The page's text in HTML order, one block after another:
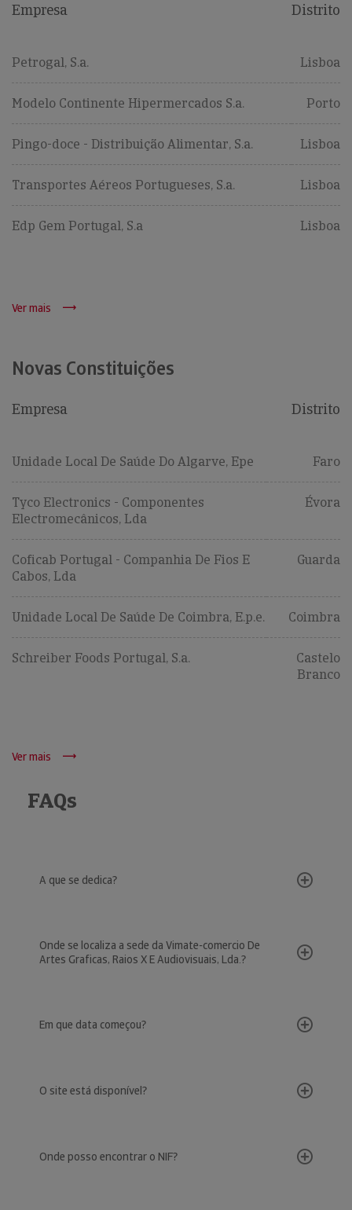
Empresa Distrito
Petrogal, S.a. Lisboa
Modelo Continente Hipermercados S.a. Porto
Pingo-doce - Distribuição Alimentar, S.a. Lisboa
Transportes Aéreos Portugueses, S.a. Lisboa
Edp Gem Portugal, S.a Lisboa
Ver mais
Novas Constituições
Empresa Distrito
Unidade Local De Saúde Do Algarve, Epe Faro
Tyco Electronics - Componentes
Electromecânicos, Lda
Évora
Coficab Portugal - Companhia De Fios E
Cabos, Lda
Guarda
Unidade Local De Saúde De Coimbra, E.p.e. Coimbra
Schreiber Foods Portugal, S.a.
Castelo
Branco
Ver mais
FAQs
A que se dedica?
Onde se localiza a sede da Vimate-comercio De
Artes Graficas, Raios X E Audiovisuais, Lda.?
Em que data começou?
O site está disponível?
Onde posso encontrar o NIF?